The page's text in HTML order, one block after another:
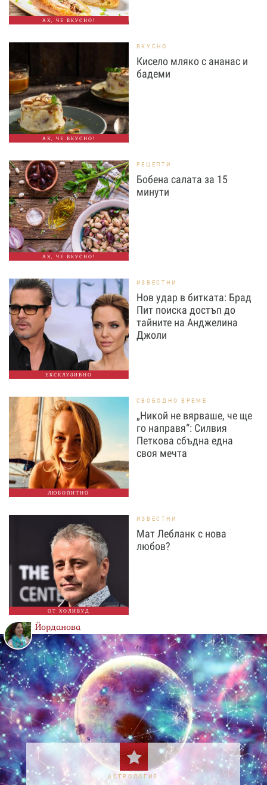
АХ, ЧЕ ВКУСНО!
АХ, ЧЕ ВКУСНО!
ВКУСНО
Кисело мляко с ананас и
бадеми
АХ, ЧЕ ВКУСНО!
РЕЦЕПТИ
Бобена салата за 15
минути
ЕКСКЛУЗИВНО
ИЗВЕСТНИ
Нов удар в битката: Брад
Пит поиска достъп до
тайните на Анджелина
Джоли
ЛЮБОПИТНО
СВОБОДНО ВРЕМЕ
„Никой не вярваше, че ще
го направя“: Силвия
Петкова сбъдна една
своя мечта
ОТ ХОЛИВУД
ИЗВЕСТНИ
Мат Лебланк с нова
любов?
Йорданова
АСТРОЛОГИЯ